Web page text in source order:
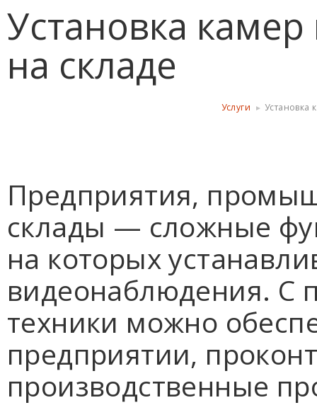
Установка
на складе
Услуги Установка
Предприятия,
склады — сложные
на которых
видеонаблюдения. С
техники можно
предприятии,
производственные